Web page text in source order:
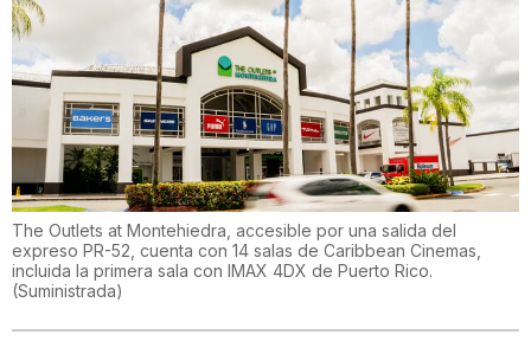
The Outlets at Montehiedra, accesible por una salida del
expreso PR-52, cuenta con 14 salas de Caribbean Cinemas,
incluida la primera sala con IMAX 4DX de Puerto Rico.
(Suministrada)